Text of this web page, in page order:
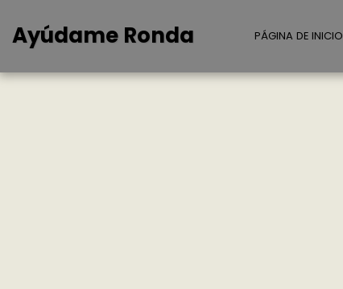
Ayúdame Ronda PÁGINA DE INICIO